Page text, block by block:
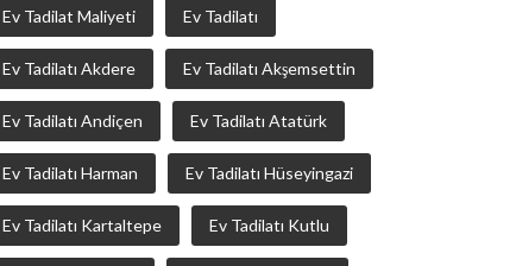
Ev Tadilat Maliyeti Ev Tadilatı
Ev Tadilatı Akdere Ev Tadilatı Akşemsettin
Ev Tadilatı Andiçen Ev Tadilatı Atatürk
Ev Tadilatı Harman Ev Tadilatı Hüseyingazi
Ev Tadilatı Kartaltepe Ev Tadilatı Kutlu